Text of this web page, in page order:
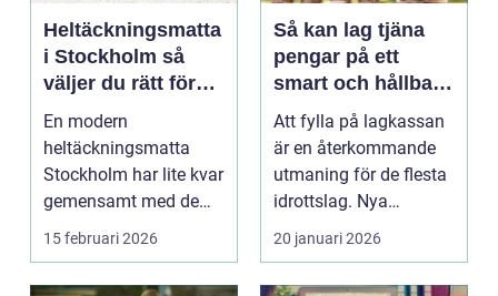
Heltäckningsmatta
i Stockholm så
väljer du rätt för
hem och kontor
En modern
heltäckningsmatta
Stockholm har lite kvar
gemensamt med de
platta, trista varianter
15 februari 2026
Så kan lag tjäna
pengar på ett
smart och hållbart
sätt
Att fylla på lagkassan
är en återkommande
utmaning för de flesta
idrottslag. Nya
matchställ, cuper, ...
20 januari 2026